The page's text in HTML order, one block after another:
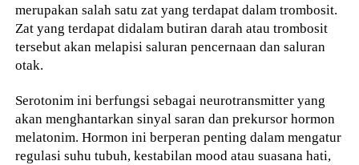
merupakan salah satu zat yang terdapat dalam trombosit.
Zat yang terdapat didalam butiran darah atau trombosit
tersebut akan melapisi saluran pencernaan dan saluran
otak.
Serotonim ini berfungsi sebagai neurotransmitter yang
akan menghantarkan sinyal saran dan prekursor hormon
melatonim. Hormon ini berperan penting dalam mengatur
regulasi suhu tubuh, kestabilan mood atau suasana hati,